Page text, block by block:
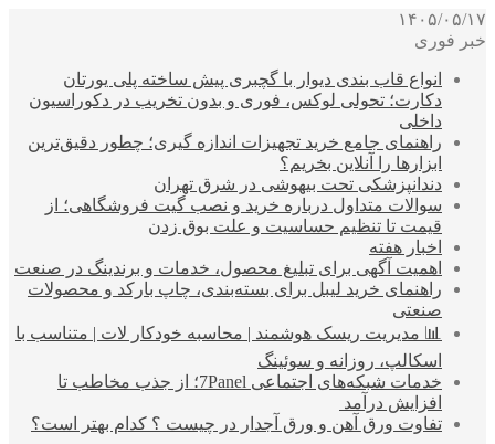
۱۴۰۵/۰۵/۱۷
خبر فوری
انواع قاب بندی دیوار با گچبری پیش ساخته پلی یورتان
دکارت؛ تحولی لوکس، فوری و بدون تخریب در دکوراسیون
داخلی
راهنمای جامع خرید تجهیزات اندازه گیری؛ چطور دقیق‌ترین
ابزارها را آنلاین بخریم؟
دندانپزشکی تحت بیهوشی در شرق تهران
سوالات متداول درباره خرید و نصب گیت فروشگاهی؛ از
قیمت تا تنظیم حساسیت و علت بوق زدن
اخبار هفته
اهمیت آگهی برای تبلیغ محصول، خدمات و برندینگ در صنعت
راهنمای خرید لیبل برای بسته‌بندی، چاپ بارکد و محصولات
صنعتی
📊 مدیریت ریسک هوشمند | محاسبه خودکار لات | متناسب با
اسکالپ، روزانه و سوئینگ
خدمات شبکه‌های اجتماعی 7Panel؛ از جذب مخاطب تا
افزایش درآمد
تفاوت ورق آهن و ورق آجدار در چیست ؟ کدام بهتر است؟